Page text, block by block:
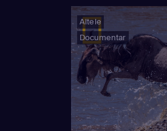
Altele
Documentar